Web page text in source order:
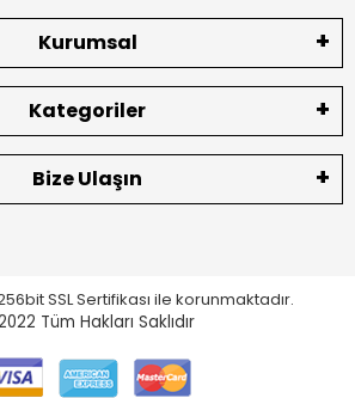
Kurumsal
Kategoriler
Bize Ulaşın
SSL Sertifikası ile korunmaktadır.
Tüm Hakları Saklıdır